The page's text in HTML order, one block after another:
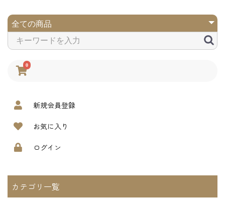
0
新規会員登録
お気に入り
ログイン
カテゴリ一覧